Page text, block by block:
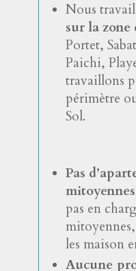
Nous
sur la
Portet,
Paichi,
travaillons
périmètre
Sol.
Pas
mitoyennes
pas en
les maison
Aucune